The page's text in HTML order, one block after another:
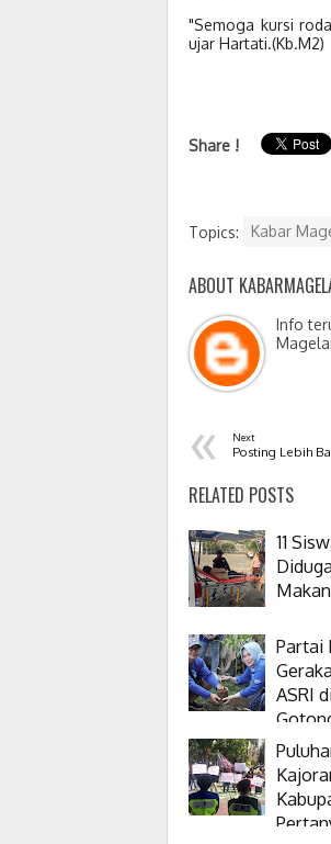
"Semoga kursi
ujar Hartati.(Kb.M2)
Share !
Topics: Kabar
ABOUT
Info
« Next
Posting Lebih
RELATED POSTS
11
Partai
ASRI
Pohon